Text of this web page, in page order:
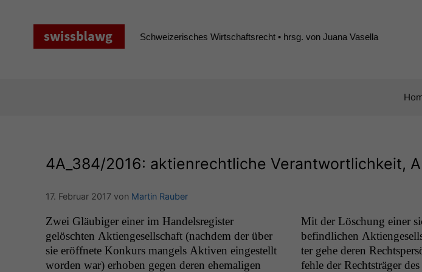
Schweizerisches Wirtschaftsrecht • hrsg. von Juana Vasella
4A_384/2016: aktienrechtliche Verantwortlichkeit,
17. Februar 2017 von Martin Rauber
Zwei Gläu­biger ein­er im Han­del­sreg­is­ter
gelöscht­en Aktienge­sellschaft (nach­dem der über
sie eröffnete Konkurs man­gels Aktiv­en eingestellt
wor­den war) erhoben gegen deren ehe­ma­li­gen
Mit der Löschung ein­er
befind­lichen
ter gehe deren
fehle der Recht­sträger